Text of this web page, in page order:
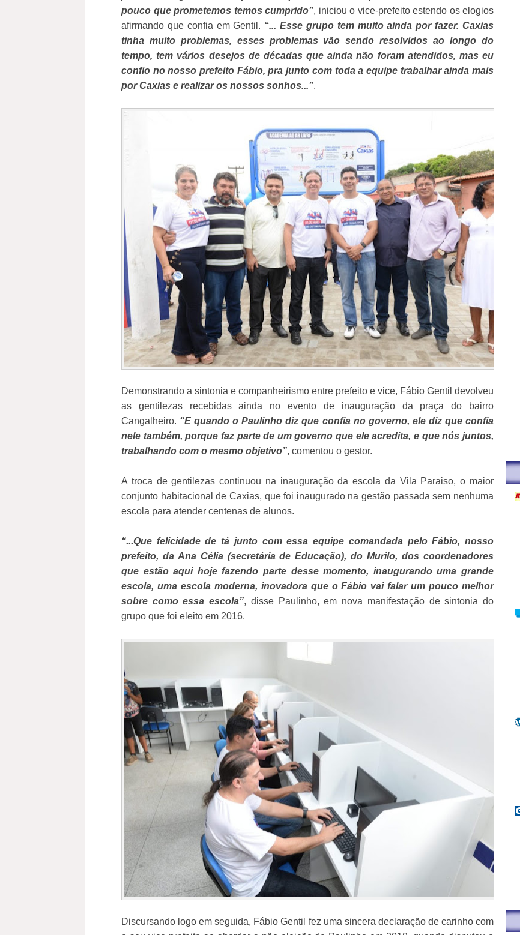
pouco que prometemos temos cumprido”, iniciou o vice-prefeito estendo os elogios
afirmando que confia em Gentil. “... Esse grupo tem muito ainda por fazer. Caxias
tinha muito problemas, esses problemas vão sendo resolvidos ao longo do
tempo, tem vários desejos de décadas que ainda não foram atendidos, mas eu
confio no nosso prefeito Fábio, pra junto com toda a equipe trabalhar ainda mais
por Caxias e realizar os nossos sonhos...”.
Demonstrando a sintonia e companheirismo entre prefeito e vice, Fábio Gentil devolveu
as gentilezas recebidas ainda no evento de inauguração da praça do bairro
Cangalheiro. “E quando o Paulinho diz que confia no governo, ele diz que confia
nele também, porque faz parte de um governo que ele acredita, e que nós juntos,
trabalhando com o mesmo objetivo”, comentou o gestor.
A troca de gentilezas continuou na inauguração da escola da Vila Paraiso, o maior
conjunto habitacional de Caxias, que foi inaugurado na gestão passada sem nenhuma
escola para atender centenas de alunos.
“...Que felicidade de tá junto com essa equipe comandada pelo Fábio, nosso
prefeito, da Ana Célia (secretária de Educação), do Murilo, dos coordenadores
que estão aqui hoje fazendo parte desse momento, inaugurando uma grande
escola, uma escola moderna, inovadora que o Fábio vai falar um pouco melhor
sobre como essa escola”, disse Paulinho, em nova manifestação de sintonia do
grupo que foi eleito em 2016.
Discursando logo em seguida, Fábio Gentil fez uma sincera declaração de carinho com